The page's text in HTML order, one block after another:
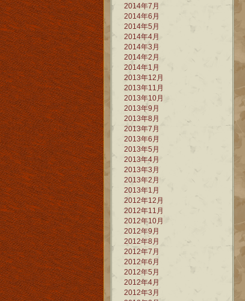
2014年7月
2014年6月
2014年5月
2014年4月
2014年3月
2014年2月
2014年1月
2013年12月
2013年11月
2013年10月
2013年9月
2013年8月
2013年7月
2013年6月
2013年5月
2013年4月
2013年3月
2013年2月
2013年1月
2012年12月
2012年11月
2012年10月
2012年9月
2012年8月
2012年7月
2012年6月
2012年5月
2012年4月
2012年3月